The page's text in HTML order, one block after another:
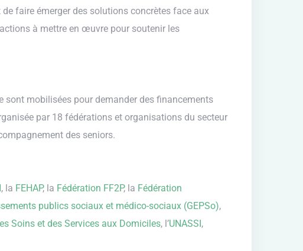
de faire émerger des solutions concrètes face aux
à mettre en œuvre pour soutenir les
mobilisées pour demander des financements
par 18 fédérations et organisations du secteur
des seniors.
, la FEHAP, la Fédération FF2P, la Fédération
publics sociaux et médico-sociaux (GEPSo),
Soins et des Services aux Domiciles, l’UNASSI,